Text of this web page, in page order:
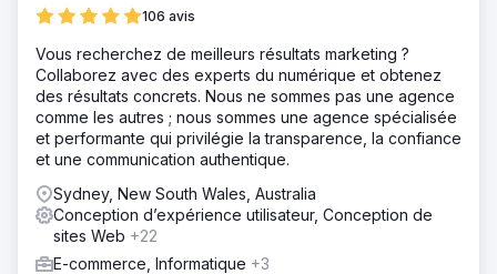
106 avis
Vous recherchez de meilleurs résultats marketing ?
Collaborez avec des experts du numérique et obtenez
des résultats concrets. Nous ne sommes pas une agence
comme les autres ; nous sommes une agence spécialisée
et performante qui privilégie la transparence, la confiance
et une communication authentique.
Sydney, New South Wales, Australia
Conception d’expérience utilisateur, Conception de
sites Web +22
E-commerce, Informatique +3